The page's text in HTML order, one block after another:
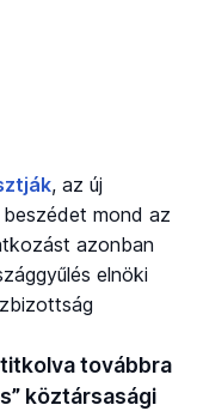
, az új
mond az
azonban
elnöki
továbbra
köztársasági